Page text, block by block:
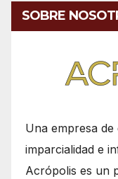
SOBRE
Una empresa
imparcialidad e
Acrópolis es un